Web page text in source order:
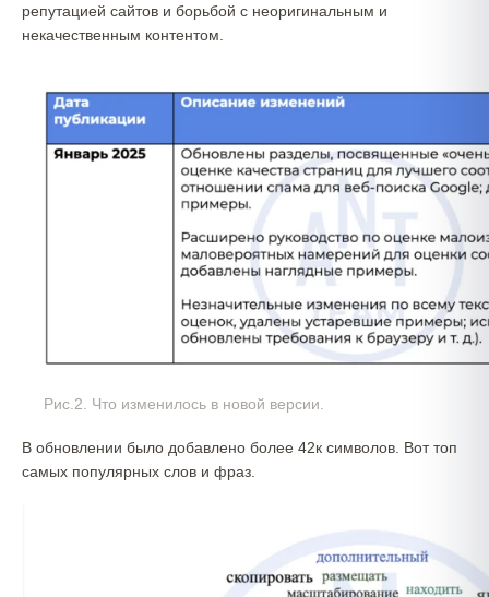
репутацией сайтов и борьбой с неоригинальным и
некачественным контентом.
Рис.2. Что изменилось в новой версии.
В обновлении было добавлено более 42к символов. Вот топ
самых популярных слов и фраз.